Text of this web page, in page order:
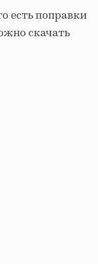
есть поправки
скачать